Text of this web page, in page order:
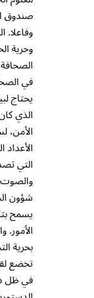
صندوق
وحرية
في
يحتاج
الذي
الأمن،
التي
والصوت
شؤون
يسمح
بحرية
تخضع